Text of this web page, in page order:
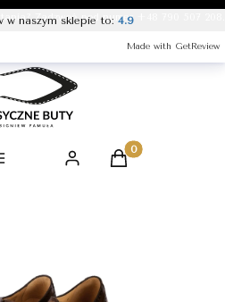
Zadzwoń pod numer +48 790 507 208.
Produkty w
w naszym sklepie to: 4.9
Made with GetReview